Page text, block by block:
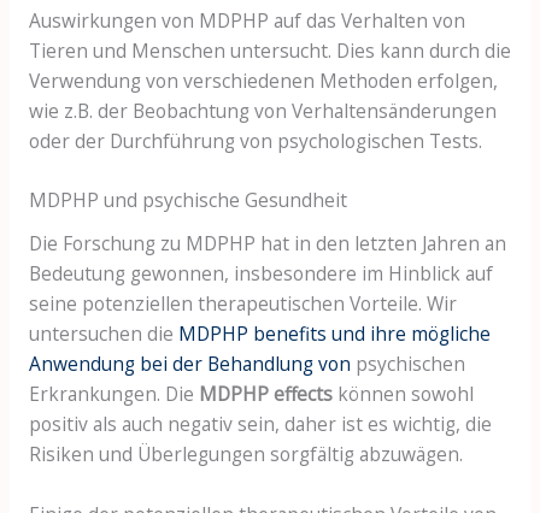
Auswirkungen von MDPHP auf das Verhalten von
Tieren und Menschen untersucht. Dies kann durch die
Verwendung von verschiedenen Methoden erfolgen,
wie z.B. der Beobachtung von Verhaltensänderungen
oder der Durchführung von psychologischen Tests.
MDPHP und psychische Gesundheit
Die Forschung zu MDPHP hat in den letzten Jahren an
Bedeutung gewonnen, insbesondere im Hinblick auf
seine potenziellen therapeutischen Vorteile. Wir
untersuchen die MDPHP benefits und ihre mögliche
Anwendung bei der Behandlung von psychischen
Erkrankungen. Die MDPHP effectskönnen sowohl
positiv als auch negativ sein, daher ist es wichtig, die
Risiken und Überlegungen sorgfältig abzuwägen.